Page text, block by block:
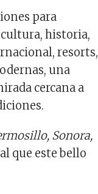
para
historia,
resorts,
una
cercana a
Sonora,
que este bello